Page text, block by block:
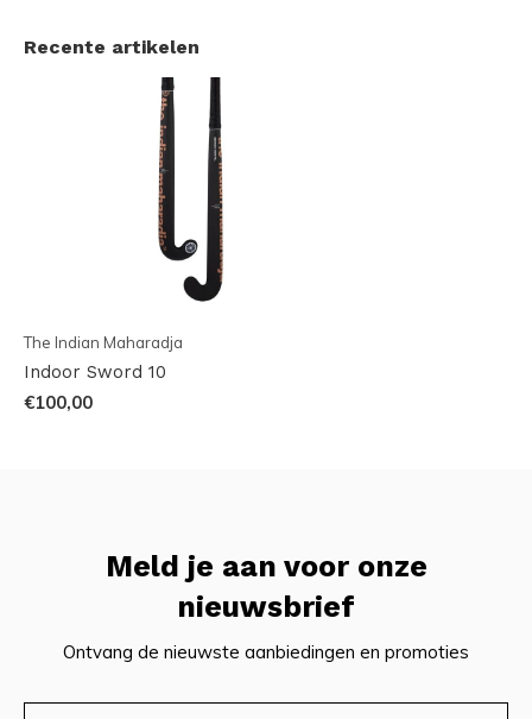
Recente artikelen
The Indian Maharadja
Indoor Sword 10
€100,00
Meld je aan voor onze
nieuwsbrief
Ontvang de nieuwste aanbiedingen en promoties